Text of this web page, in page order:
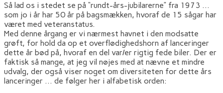
Så lad os i stedet se på “rundt-års-jubilarerne” fra 1973 …
som jo i år har 50 år på bagsmækken, hvoraf de 15 sågar har
været med veteranstatus.
Med denne årgang er vi nærmest havnet i den modsatte
grøft, for hold da op et overflødighedshorn af lanceringer
dette år bød på, hvoraf en del var/er rigtig fede biler. Der er
faktisk så mange, at jeg vil nøjes med at nævne et mindre
udvalg, der også viser noget om diversiteten for dette års
lanceringer … de følger her i alfabetisk orden: